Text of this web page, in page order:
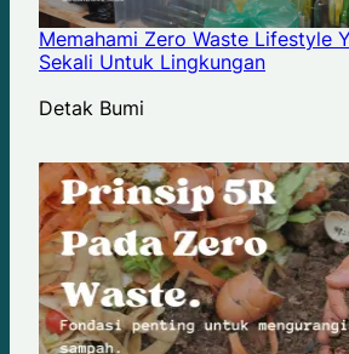
Memahami Zero Waste Lifestyle
Sekali Untuk Lingkungan
Author
Detak Bumi